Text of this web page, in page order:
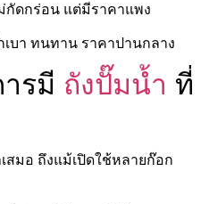
กัดกร่อน แต่มีราคาแพง
บา ทนทาน ราคาปานกลาง
รมี ถังปั๊มน้ำ ที่
สมอ ถึงแม้เปิดใช้หลายก๊อก